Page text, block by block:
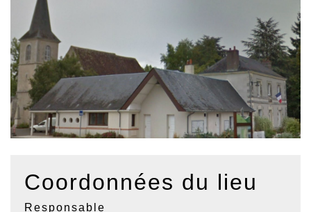
Coordonnées du lieu
Responsable